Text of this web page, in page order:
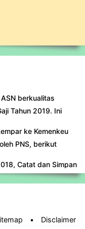
berkualitas
Tahun 2019. Ini
ke Kemenkeu
PNS, berikut
Catat dan Simpan
• Disclaimer